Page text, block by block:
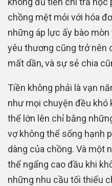
chồng mệt mỏi với hóa
những áp lực ấy bào
yêu thương cũng trở nên
mất dần, và sự sẻ chia
Tiền không phải là vạn
như mọi chuyện đều khó
thể lớn lên chỉ bằng
vợ không thể sống hạnh
dàng của chồng. Và một
thể ngẩng cao đầu khi
những nhu cầu tối thiểu